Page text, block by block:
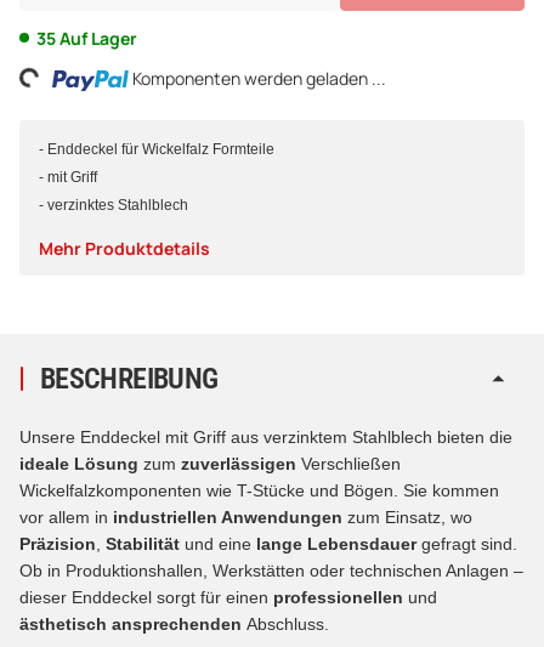
35 Auf Lager
Komponenten werden geladen ...
- Enddeckel für Wickelfalz Formteile
- mit Griff
- verzinktes Stahlblech
Mehr Produktdetails
BESCHREIBUNG
Unsere Enddeckel mit Griff aus verzinktem Stahlblech bieten die
ideale Lösung zum zuverlässigen Verschließen
Wickelfalzkomponenten wie T-Stücke und Bögen. Sie kommen
vor allem in industriellen Anwendungen zum Einsatz, wo
Präzision Stabilität und eine lange Lebensdauergefragt sind.
Ob in Produktionshallen, Werkstätten oder technischen Anlagen –
dieser Enddeckel sorgt für einen professionellen und
ästhetisch ansprechenden Abschluss.